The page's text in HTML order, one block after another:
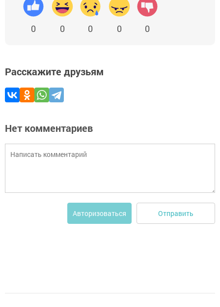
0 0 0 0 0
Расскажите друзьям
Нет комментариев
Авторизоваться Отправить